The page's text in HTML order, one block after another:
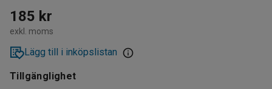
185 kr
exkl. moms
Lägg till i inköpslistan
Tillgänglighet